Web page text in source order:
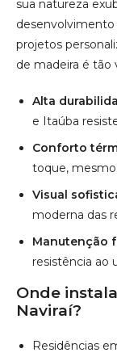
Visual
moderna das
resistência ao
Onde
Naviraí?
Espaços
Piscinas e
Clubes e
Comércios e
conforto